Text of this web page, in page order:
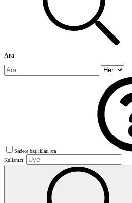
Ara
Sadece başlıkları ara
Kullanıcı: